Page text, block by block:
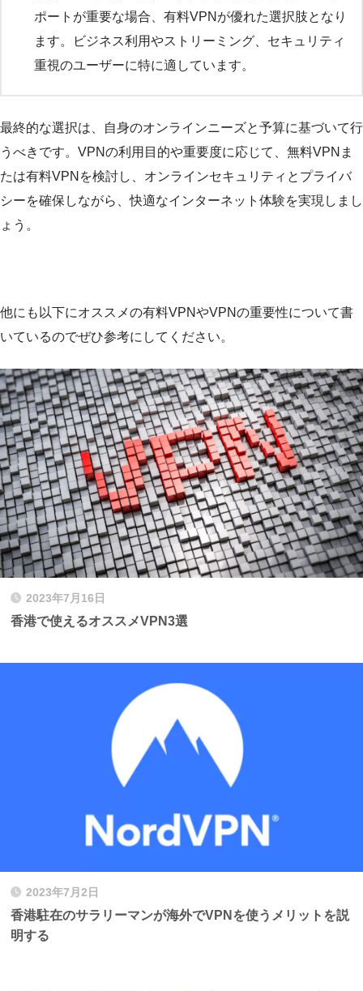
ポートが重要な場合、有料VPNが優れた選択肢となり
ます。ビジネス利用やストリーミング、セキュリティ
重視のユーザーに特に適しています。
最終的な選択は、自身のオンラインニーズと予算に基づいて行
うべきです。VPNの利用目的や重要度に応じて、無料VPNま
たは有料VPNを検討し、オンラインセキュリティとプライバ
シーを確保しながら、快適なインターネット体験を実現しまし
ょう。
他にも以下にオススメの有料VPNやVPNの重要性について書
いているのでぜひ参考にしてください。
2023年7月16日
香港で使えるオススメVPN3選
2023年7月2日
香港駐在のサラリーマンが海外でVPNを使うメリットを説
明する